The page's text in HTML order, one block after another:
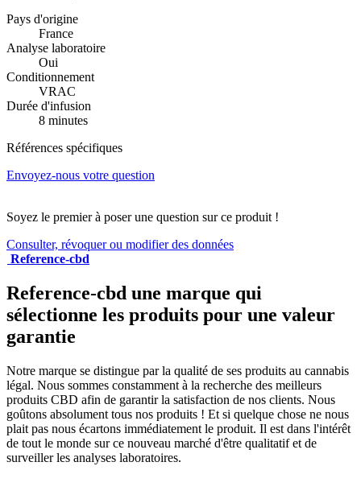
Pays d'origine
France
Analyse laboratoire
Oui
Conditionnement
VRAC
Durée d'infusion
8 minutes
Références spécifiques
Envoyez-nous votre question
Soyez le premier à poser une question sur ce produit !
Consulter, révoquer ou modifier des données
Reference-cbd
Reference-cbd une marque qui
sélectionne les produits pour une valeur
garantie
Notre marque se distingue par la qualité de ses produits au cannabis
légal. Nous sommes constamment à la recherche des meilleurs
produits CBD afin de garantir la satisfaction de nos clients. Nous
goûtons absolument tous nos produits ! Et si quelque chose ne nous
plait pas nous écartons immédiatement le produit. Il est dans l'intérêt
de tout le monde sur ce nouveau marché d'être qualitatif et de
surveiller les analyses laboratoires.